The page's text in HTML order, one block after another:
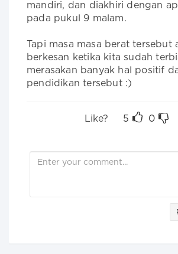
mandiri, dan diakhiri dengan
pada pukul 9 malam.
Tapi masa masa berat tersebut
berkesan ketika kita sudah
merasakan banyak hal positif
pendidikan tersebut :)
Like? 5 0